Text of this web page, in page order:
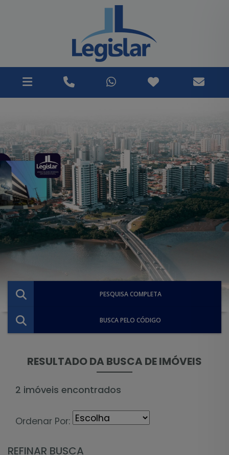
PESQUISA COMPLETA
BUSCA PELO CÓDIGO
RESULTADO DA BUSCA DE IMÓVEIS
2 imóveis encontrados
Ordenar Por:
REFINAR BUSCA